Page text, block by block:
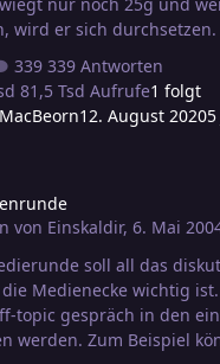
er sich durchsetzen. Anwendungen
Von Sehhilfen für
für Techniker bis hin zu
339 Antworten
81,5 Tsd Aufrufe1 folgt
12. August 20205
von Einskaldir,6. Mai
soll all das
Medienecke wichtig
topic gespräch in den
können wir darüber